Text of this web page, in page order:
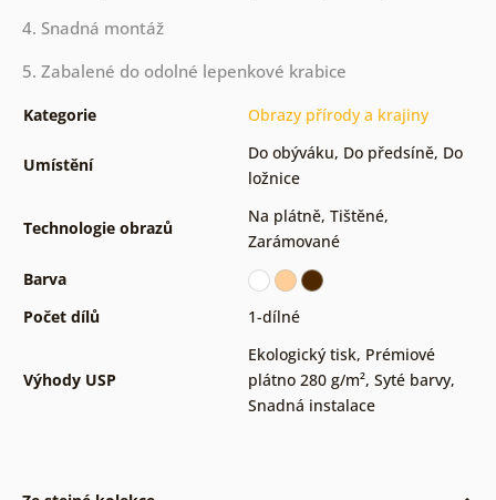
4. Snadná montáž
5. Zabalené do odolné lepenkové krabice
Kategorie Obrazy přírody a krajiny
Umístění
Do obýváku, Do předsíně, Do
ložnice
Technologie obrazů
Na plátně, Tištěné,
Zarámované
Barva
Počet dílů
1-dílné
Výhody USP
Ekologický tisk, Prémiové
plátno 280 g/m², Syté barvy,
Snadná instalace